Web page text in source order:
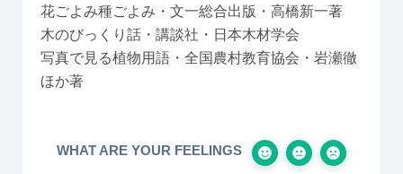
花ごよみ種ごよみ・文一総合出版・高橋新一著
木のびっくり話・講談社・日本木材学会
写真で見る植物用語・全国農村教育協会・岩瀬徹
ほか著
WHAT ARE YOUR FEELINGS